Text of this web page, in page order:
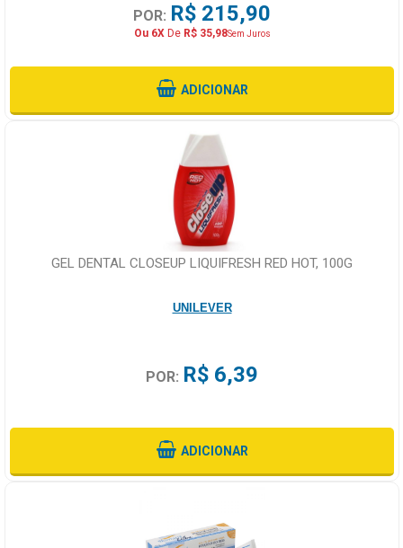
POR: R$ 215,90
Ou 6XDe R$ 35,98Sem Juros
ADICIONAR
GEL DENTAL CLOSEUP LIQUIFRESH RED HOT, 100G
UNILEVER
POR: R$ 6,39
ADICIONAR